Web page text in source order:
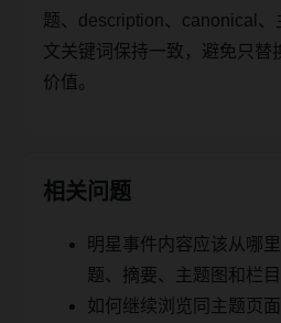
题、description、canonical、
文关键词保持一致，避免只替
价值。
相关问题
明星事件内容应该从哪
题、摘要、主题图和栏
如何继续浏览同主题页